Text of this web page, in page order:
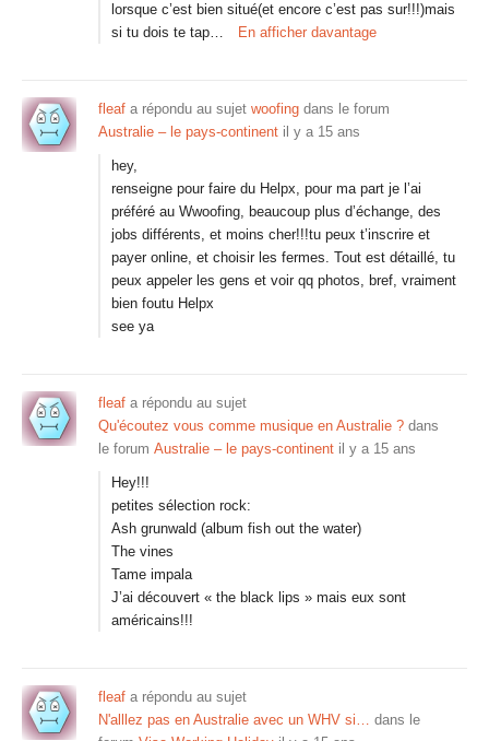
lorsque c’est bien situé(et encore c’est pas sur!!!)mais
si tu dois te tap…
En afficher davantage
fleaf a répondu au sujet woofing dans le forum
Australie – le pays-continent il y a 15 ans
hey,
renseigne pour faire du Helpx, pour ma part je l’ai
préféré au Wwoofing, beaucoup plus d’échange, des
jobs différents, et moins cher!!!tu peux t’inscrire et
payer online, et choisir les fermes. Tout est détaillé, tu
peux appeler les gens et voir qq photos, bref, vraiment
bien foutu Helpx
see ya
fleaf a répondu au sujet
Qu'écoutez vous comme musique en Australie ? dans
le forum Australie – le pays-continent il y a 15 ans
Hey!!!
petites sélection rock:
Ash grunwald (album fish out the water)
The vines
Tame impala
J’ai découvert « the black lips » mais eux sont
américains!!!
fleaf a répondu au sujet
N'alllez pas en Australie avec un WHV si… dans le